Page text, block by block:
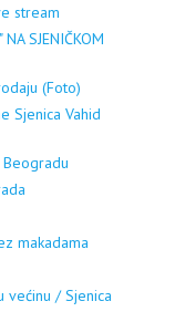
stream
SJENIČKOM
(Foto)
Sjenica Vahid
makadama
većinu / Sjenica